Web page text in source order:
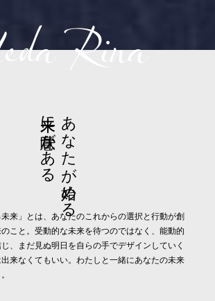
Rina
あなたが始める
未来に意味がある
未来」とは、あなたのこれからの選択と行動が創
こと。受動的な未来を待つのではなく、能動的
、まだ見ぬ明日を自らの手でデザインしていく
来なくてもいい。わたしと一緒にあなたの未来